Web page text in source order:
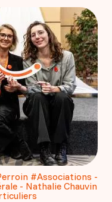
#Associations -
- Nathalie Chauvin